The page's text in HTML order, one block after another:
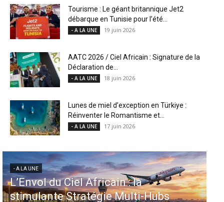
Tourisme : Le géant britannique Jet2
débarque en Tunisie pour l’été...
- A LA UNE 19 juin 2026
AATC 2026 / Ciel Africain : Signature de la
Déclaration de...
- A LA UNE 18 juin 2026
Lunes de miel d’exception en Türkiye :
Réinventer le Romantisme et...
- A LA UNE 17 juin 2026
- A LA UNE
Aéroports US : les États-Unis
injectent 870 millions de